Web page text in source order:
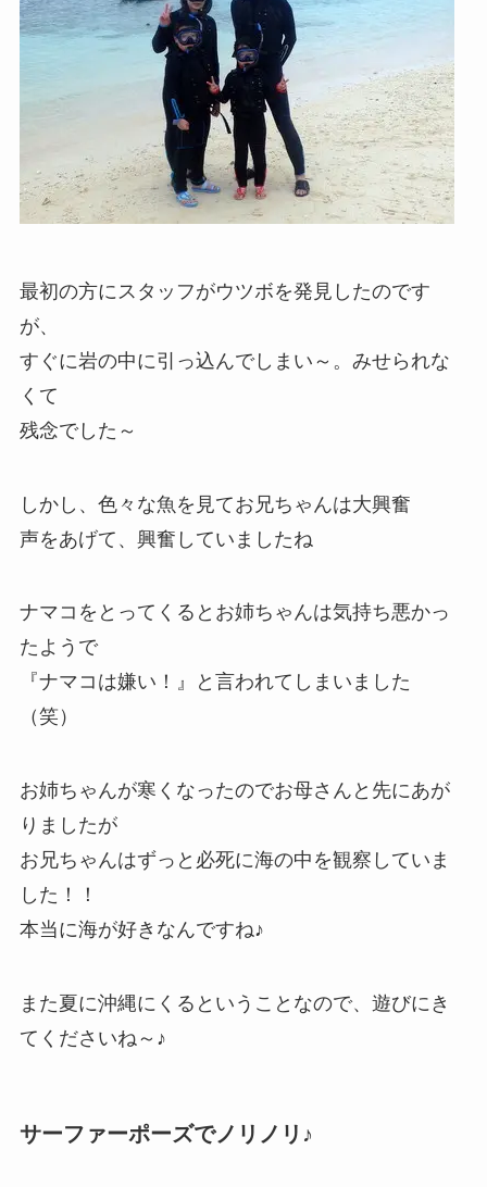
最初の方にスタッフがウツボを発見したのです
が、
すぐに岩の中に引っ込んでしまい～。みせられな
くて
残念でした～
しかし、色々な魚を見てお兄ちゃんは大興奮
声をあげて、興奮していましたね
ナマコをとってくるとお姉ちゃんは気持ち悪かっ
たようで
『ナマコは嫌い！』と言われてしまいました
（笑）
お姉ちゃんが寒くなったのでお母さんと先にあが
りましたが
お兄ちゃんはずっと必死に海の中を観察していま
した！！
本当に海が好きなんですね♪
また夏に沖縄にくるということなので、遊びにき
てくださいね～♪
サーファーポーズでノリノリ♪